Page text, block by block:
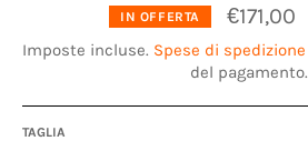
IN OFFERTA €171,00
Imposte incluse. Spese di spedizione
del pagamento.
TAGLIA